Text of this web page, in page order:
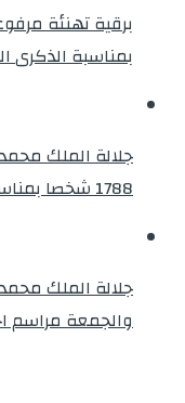
برقية تهنئة
بمناسبة الذكرى
جلالة الملك
1788 شخصا بمناسبة عيد العرش المجيد
جلالة الملك
والجمعة مراسم